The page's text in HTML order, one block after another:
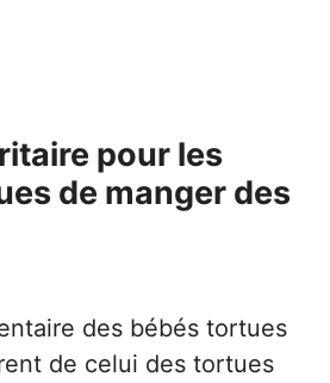
pour les
de manger des
des bébés tortues
de celui des tortues